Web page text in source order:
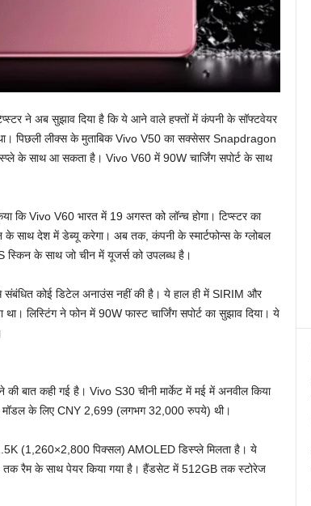
ने अब सुझाव दिया है कि ये आने वाले हफ्तों में कंपनी के सॉफ्टवेयर
पिछली लीक्स के मुताबिक Vivo V50 का सक्सेसर Snapdragon
के साथ आ सकता है। Vivo V60 में 90W चार्जिंग सपोर्ट के साथ
कि Vivo V60 भारत में 19 अगस्त को लॉन्च होगा। टिप्स्टर का
साथ देश में डेब्यू करेगा। अब तक, कंपनी के स्मार्टफोन्स के ग्लोबल
के साथ जो चीन में यूजर्स को उपलब्ध है।
कोई डिटेल अनाउंस नहीं की है। ये हाल ही में SIRIM और
लिस्टिंग ने फोन में 90W फास्ट चार्जिंग सपोर्ट का सुझाव दिया। ये
बात कही गई है। Vivo S30 चीनी मार्केट में मई में अनवील किया
के लिए CNY 2,699 (लगभग 32,000 रुपये) थी।
(1,260×2,800 पिक्सल) AMOLED डिस्प्ले मिलता है। ये
रैम के साथ पेयर किया गया है। हैंडसेट में 512GB तक स्टोरेज